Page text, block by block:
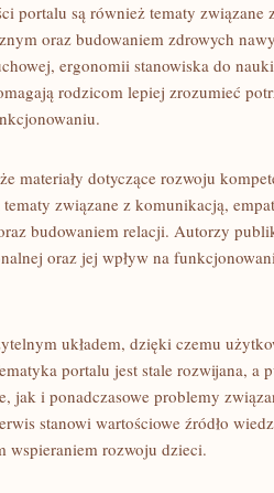
portalu są również tematy związane
oraz budowaniem zdrowych
ergonomii stanowiska do
rodzicom lepiej zrozumieć
materiały dotyczące rozwoju
związane z komunikacją,
budowaniem relacji. Autorzy
oraz jej wpływ na
układem, dzięki czemu
portalu jest stale rozwijana, a
jak i ponadczasowe problemy
stanowi wartościowe źródło
wspieraniem rozwoju dzieci.